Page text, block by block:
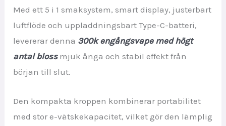
Med ett 5 i 1 smaksystem, smart display, justerbart
luftflöde och uppladdningsbart Type-C-batteri,
levererar denna 300k engångsvape med högt
antal blossmjuk ånga och stabil effekt från
början till slut.
Den kompakta kroppen kombinerar portabilitet
med stor e-vätskekapacitet, vilket gör den lämplig